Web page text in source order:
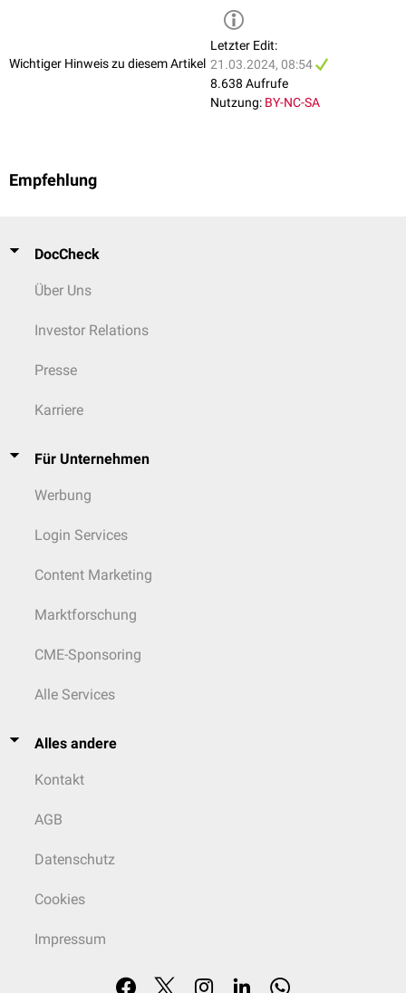
Wichtiger Hinweis zu diesem Artikel
Letzter Edit:
21.03.2024, 08:54
8.638 Aufrufe
Nutzung: BY-NC-SA
Empfehlung
DocCheck
Über Uns
Investor Relations
Presse
Karriere
Für Unternehmen
Werbung
Login Services
Content Marketing
Marktforschung
CME-Sponsoring
Alle Services
Alles andere
Kontakt
AGB
Datenschutz
Cookies
Impressum